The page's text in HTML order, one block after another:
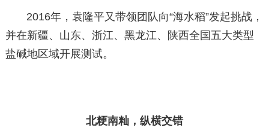
2016年，袁隆平又带领团队向“海水稻”发起挑战，
并在新疆、山东、浙江、黑龙江、陕西全国五大类型
盐碱地区域开展测试。
北粳南籼，纵横交错